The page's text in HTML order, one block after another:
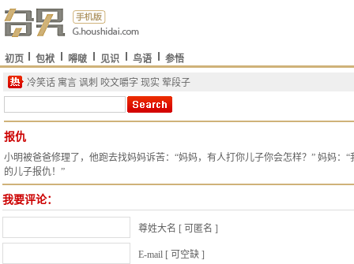
初页 包袱 嘚啵 见识 鸟语 参悟
冷笑话 寓言 讽刺 咬文嚼字 现实 荤段子
报仇
小明被爸爸修理了，他跑去找妈妈诉苦：“妈妈，有人打你儿子你会怎样？” 妈妈：“
的儿子报仇！”
我要评论：
尊姓大名 [ 可匿名 ]
E-mail [ 可空缺 ]